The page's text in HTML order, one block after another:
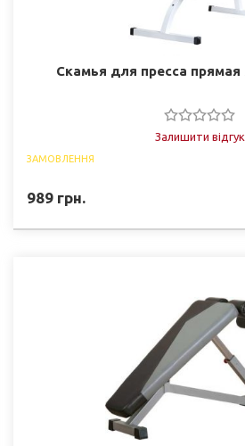
Скамья для пресса прямая
Залишити відгук
ЗАМОВЛЕННЯ
989 грн.